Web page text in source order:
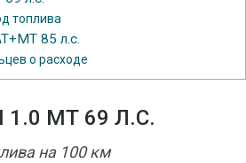
топлива
85 л.с.
о расходе
1.0 МТ 69 Л.С.
на 100 км